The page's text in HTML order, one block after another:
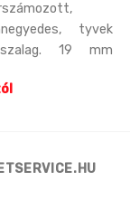
tyvek
19 mm